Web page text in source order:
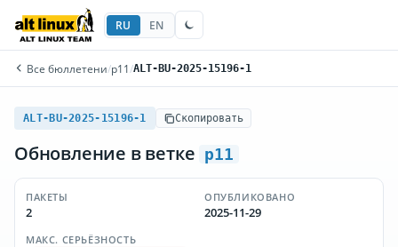
RU EN
Все бюллетени/p11 /ALT-BU-2025-15196-1
ALT-BU-2025-15196-1 Скопировать
Обновление в ветке p11
ПАКЕТЫ
2
ОПУБЛИКОВАНО
2025-11-29
МАКС. СЕРЬЁЗНОСТЬ